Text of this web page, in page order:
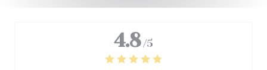
4.8 /5